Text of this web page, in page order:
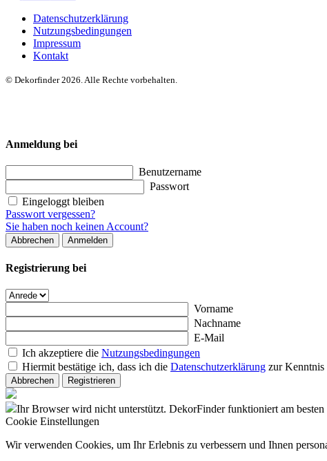
Datenschutzerklärung
Nutzungsbedingungen
Impressum
Kontakt
© Dekorfinder 2026. Alle Rechte vorbehalten.
Anmeldung bei
Benutzername
Passwort
Eingeloggt bleiben
Passwort vergessen?
Sie haben noch keinen Account?
Abbrechen Anmelden
Registrierung bei
Vorname
Nachname
E-Mail
Ich akzeptiere die Nutzungsbedingungen
Hiermit bestätige ich, dass ich die Datenschutzerklärung zur Kenntnis
Abbrechen Registrieren
Ihr Browser wird nicht unterstützt. DekorFinder funktioniert am
Cookie Einstellungen
Wir verwenden Cookies, um Ihr Erlebnis zu verbessern und Ihnen